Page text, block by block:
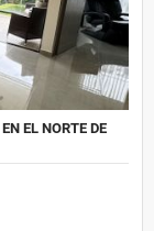
EL NORTE DE